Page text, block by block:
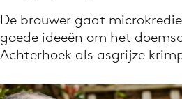
Volg het laatste nieuws
Nieuws
De brouwer gaat
goede ideeën om het
Achterhoek als asgrijze